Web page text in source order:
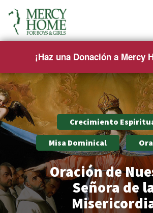
¡Haz una Donación a Mercy
Crecimiento
Misa Dominical
Oración de
Señora de